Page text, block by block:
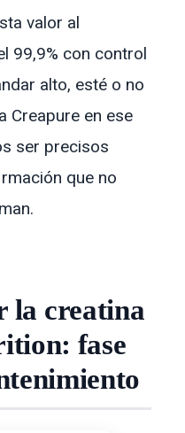
valor al
99,9% con control
alto, esté o no
Creapure en ese
ser precisos
que no
la creatina
fase